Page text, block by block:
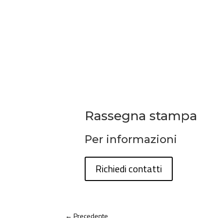
Rassegna stampa
Per informazioni
Richiedi contatti
←Precedente